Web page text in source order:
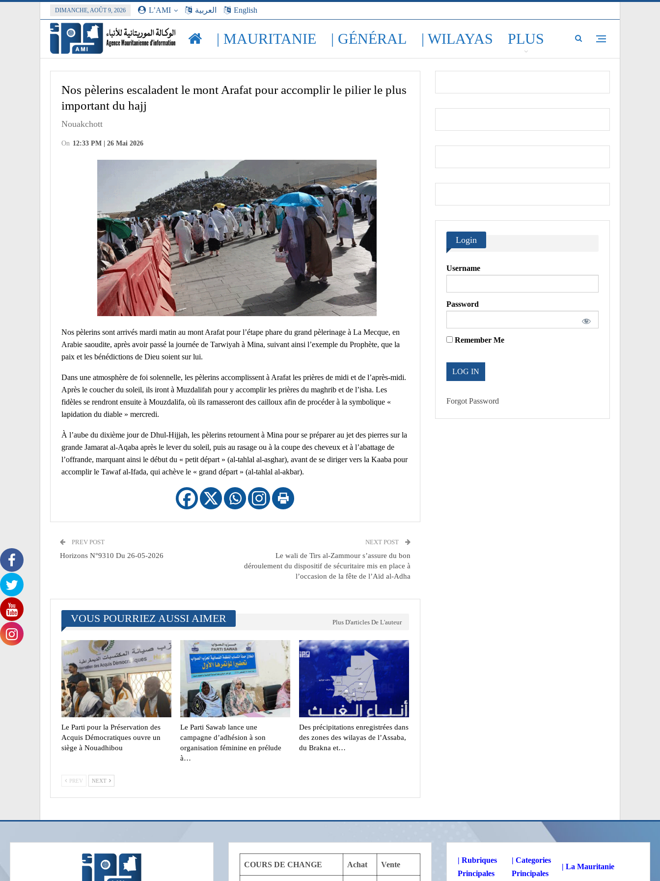
DIMANCHE, AOÛT 9, 2026 L’AMI العربية English
| MAURITANIE | GÉNÉRAL | WILAYAS PLUS
Nos pèlerins escaladent le mont Arafat pour accomplir le pilier le plus
important du hajj
Nouakchott
On 12:33 PM | 26 Mai 2026
Nos pèlerins sont arrivés mardi matin au mont Arafat pour l’étape phare du grand pèlerinage à La Mecque, en
Arabie saoudite, après avoir passé la journée de Tarwiyah à Mina, suivant ainsi l’exemple du Prophète, que la
paix et les bénédictions de Dieu soient sur lui.
Dans une atmosphère de foi solennelle, les pèlerins accomplissent à Arafat les prières de midi et de l’après-midi.
Après le coucher du soleil, ils iront à Muzdalifah pour y accomplir les prières du maghrib et de l’isha. Les
fidèles se rendront ensuite à Mouzdalifa, où ils ramasseront des cailloux afin de procéder à la symbolique «
lapidation du diable » mercredi.
À l’aube du dixième jour de Dhul-Hijjah, les pèlerins retournent à Mina pour se préparer au jet des pierres sur la
grande Jamarat al-Aqaba après le lever du soleil, puis au rasage ou à la coupe des cheveux et à l’abattage de
l’offrande, marquant ainsi le début du « petit départ » (al-tahlal al-asghar), avant de se diriger vers la Kaaba pour
accomplir le Tawaf al-Ifada, qui achève le « grand départ » (al-tahlal al-akbar).
PREV POST
Horizons N°9310 Du 26-05-2026
NEXT POST
Le wali de Tirs al-Zammour s’assure du bon
déroulement du dispositif de sécuritaire mis en place à
l’occasion de la fête de l’Aïd al-Adha
VOUS POURRIEZ AUSSI AIMER Plus D'articles De L'auteur
Le Parti pour la Préservation des
Acquis Démocratiques ouvre un
siège à Nouadhibou
Le Parti Sawab lance une
campagne d’adhésion à son
organisation féminine en prélude
à…
Des précipitations enregistrées dans
des zones des wilayas de l’Assaba,
du Brakna et…
PREV NEXT
Login
Username
Password
Remember Me
Forgot Password
COURS DE CHANGE Achat Vente
| Rubriques
Principales
| Categories
Principales
| La Mauritanie